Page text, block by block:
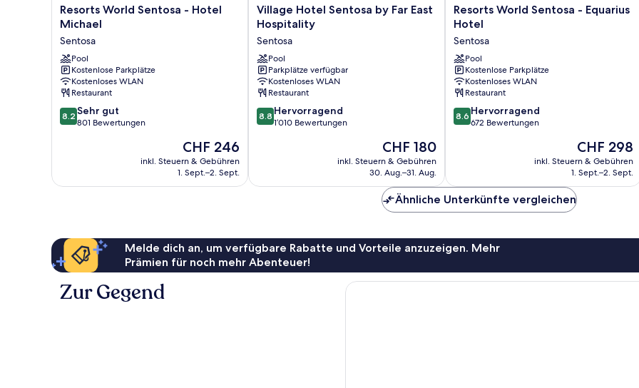
Resorts
World
-
Hotel
Michael
Sentosa
Resorts World Sentosa - Hotel
Michael
Sentosa
Pool
Kostenlose Parkplätze
Kostenloses WLAN
Restaurant
8.2
von
Bewertungen
8.2 Sehr gut
801 Bewertungen
Der
Preis
beträgt
CHF 246
inkl. Steuern & Gebühren
1. Sept.–2. Sept.
Village
Hotel
Sentosa
by
Far
East
Hospitality
Sentosa
Village Hotel Sentosa by Far East
Hospitality
Sentosa
Pool
Parkplätze verfügbar
Kostenloses WLAN
Restaurant
8.8
von
8.8 Hervorragend
1’010 Bewertungen
Der
Preis
beträgt
CHF 180
inkl. Steuern & Gebühren
30. Aug.–31. Aug.
Resorts
World
-
Equarius
Hotel
Sentosa
Resorts World Sentosa - Equarius
Hotel
Sentosa
Pool
Kostenlose Parkplätze
Kostenloses WLAN
Restaurant
8.6
von
8.6 Hervorragend
672 Bewertungen
Der
Preis
beträgt
CHF 298
inkl. Steuern & Gebühren
1. Sept.–2. Sept.
Ähnliche Unterkünfte vergleichen
Melde dich an, um verfügbare Rabatte und Vorteile anzuzeigen. Mehr
Prämien für noch mehr Abenteuer!
Zur Gegend